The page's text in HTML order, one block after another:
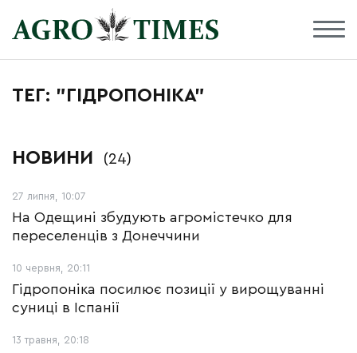
ТЕГ: "ГІДРОПОНІКА"
НОВИНИ (24)
27 липня, 10:07
На Одещині збудують агромістечко для
переселенців з Донеччини
10 червня, 20:11
Гідропоніка посилює позиції у вирощуванні
суниці в Іспанії
13 травня, 20:18